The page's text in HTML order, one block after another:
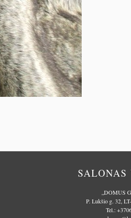
„DOMUS
P. Lukšio g. 32,
Tel.: